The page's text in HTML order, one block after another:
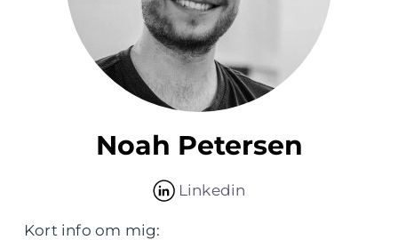
Noah Petersen
Linkedin
Kort info om mig: